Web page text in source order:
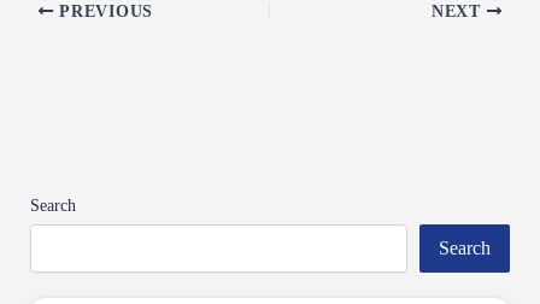
PREVIOUS NEXT
Search
Search